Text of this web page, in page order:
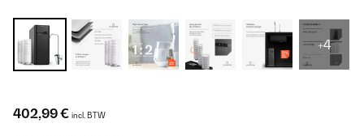
+4
402,99 € incl. BTW